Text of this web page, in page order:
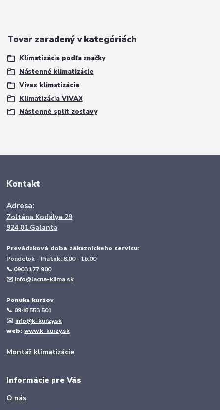
Tovar zaradený v kategóriách
Klimatizácia podľa značky
Nástenné klimatizácie
Vivax klimatizácie
Klimatizácia VIVAX
Nástenné split zostavy
Kontakt
Adresa:
Zoltána Kodálya 29
924 01 Galanta
Prevádzková doba zákazníckeho servisu:
Pondelok - Piatok: 8:00 - 16:00
📞 0903 177 900
✉️ info@lacna-klima.sk
Ponuka kurzov
📞 0948 553 501
✉️ info@k-kurzy.sk
web:www.k-kurzy.sk
Montáž klimatizácie
Informácie pre Vás
O nás